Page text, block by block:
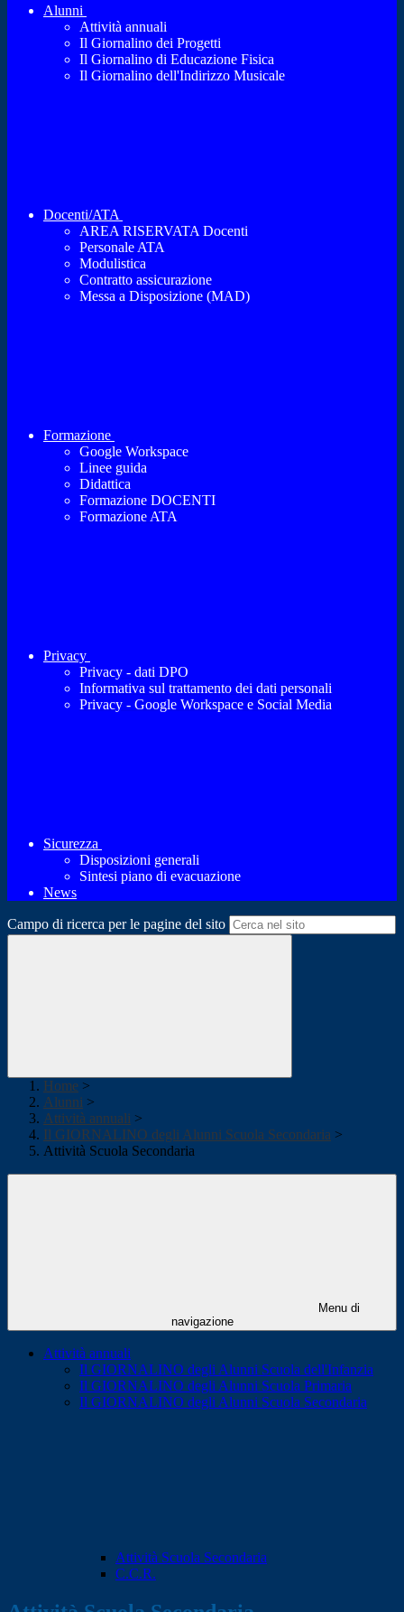
Alunni
Attività annuali
Il Giornalino dei Progetti
Il Giornalino di Educazione Fisica
Il Giornalino dell'Indirizzo Musicale
Docenti/ATA
AREA RISERVATA Docenti
Personale ATA
Modulistica
Contratto assicurazione
Messa a Disposizione (MAD)
Formazione
Google Workspace
Linee guida
Didattica
Formazione DOCENTI
Formazione ATA
Privacy
Privacy - dati DPO
Informativa sul trattamento dei dati personali
Privacy - Google Workspace e Social Media
Sicurezza
Disposizioni generali
Sintesi piano di evacuazione
News
Campo di ricerca per le pagine del sito
Home >
Alunni >
Attività annuali >
Il GIORNALINO degli Alunni Scuola Secondaria >
Attività Scuola Secondaria
Menu di
navigazione
Attività annuali
Il GIORNALINO degli Alunni Scuola dell'Infanzia
Il GIORNALINO degli Alunni Scuola Primaria
Il GIORNALINO degli Alunni Scuola Secondaria
Attività Scuola Secondaria
C.C.R.